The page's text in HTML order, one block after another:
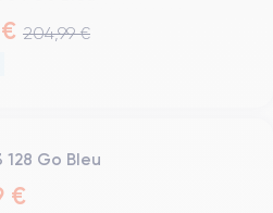
204,99 €
128 Go Bleu
€